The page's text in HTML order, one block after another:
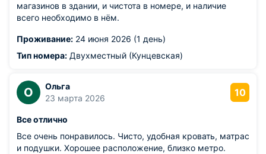
магазинов в здании, и чистота в номере, и наличие
всего необходимо в нём.
Проживание: 24 июня 2026 (1 день)
Тип номера: Двухместный (Кунцевская)
О
Ольга
23 марта 2026
10
Все отлично
Все очень понравилось. Чисто, удобная кровать, матрас
и подушки. Хорошее расположение, близко метро.